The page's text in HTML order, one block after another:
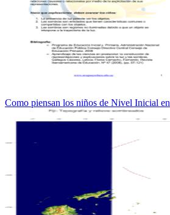
Como piensan los niños de Nivel Inicial en